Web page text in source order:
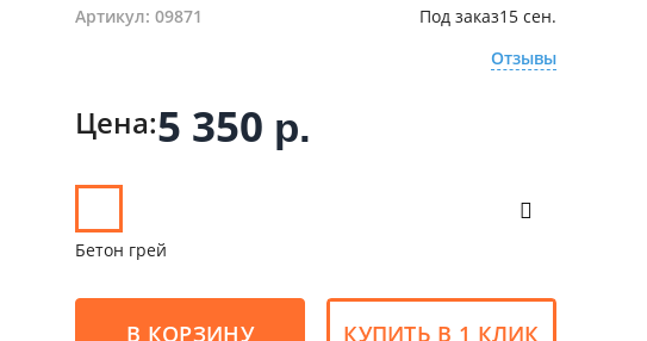
Артикул: 09871 Под заказ15 сен.
Отзывы
Цена:5 350 р.
Бетон грей
В КОРЗИНУ КУПИТЬ В 1 КЛИК